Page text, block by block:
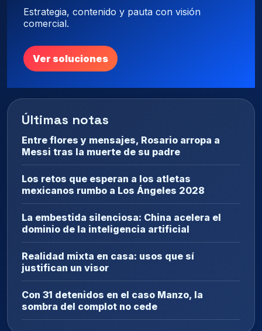
Estrategia, contenido y pauta con visión
comercial.
Ver soluciones
Últimas notas
Entre flores y mensajes, Rosario arropa a
Messi tras la muerte de su padre
Los retos que esperan a los atletas
mexicanos rumbo a Los Ángeles 2028
La embestida silenciosa: China acelera el
dominio de la inteligencia artificial
Realidad mixta en casa: usos que sí
justifican un visor
Con 31 detenidos en el caso Manzo, la
sombra del complot no cede